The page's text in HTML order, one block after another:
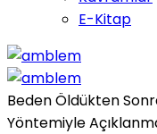
E-Kitap
Beden Öldükten
Yöntemiyle